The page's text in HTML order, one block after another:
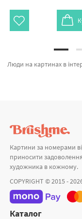
Люди на картинах в інтернет-каталозі виробника Брашмі. На сторінці є можливість швидко замовити Картина за номерами Дівчина в барі GX5002 від кращого бренду Brushme який підкуповує дизайном. Будь-який товар з
Картини за номерами
приносити
художника в кожному.
COPYRIGHT © 2015 -
Каталог